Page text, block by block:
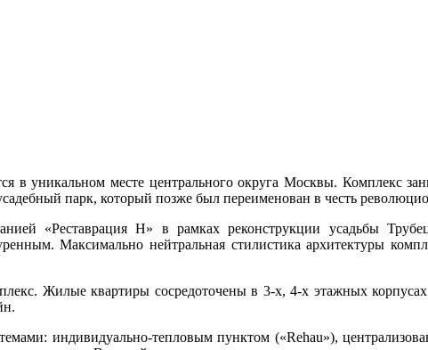
в уникальном месте центрального округа Москвы. Комплекс
парк, который позже был переименован в честь
«Реставрация Н» в рамках реконструкции усадьбы
Максимально нейтральная стилистика архитектуры
Жилые квартиры сосредоточены в 3-х, 4-х этажных
индивидуально-тепловым пунктом («Rehau»),